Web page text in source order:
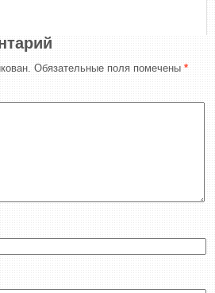
Обязательные поля помечены *